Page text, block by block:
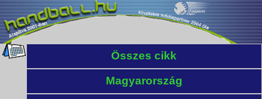
Összes cikk
Magyarország